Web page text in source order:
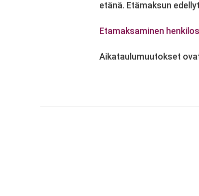
etänä. Etämaksun
Etamaksaminen
Aikataulumuutokset